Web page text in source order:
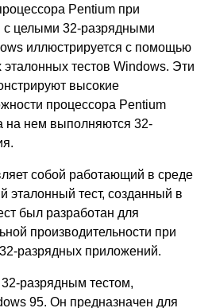
Pentium при
с целыми 32-разрядными
иллюстрируется с помощью
тестов Windows. Эти
высокие
процессора Pentium
на нем выполняются 32-
собой работающий в среде
эталонный тест, созданный в
был разработан для
производительности при
разрядных приложений.
разрядным тестом,
95. Он предназначен для